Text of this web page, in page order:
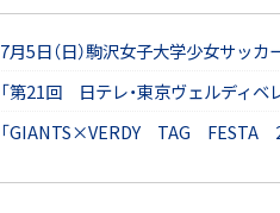
7月5日（日）駒沢女子大学少女サッカ
「第21回 日テレ・東京ヴェルディ
「GIANTS×VERDY TAG FESTA